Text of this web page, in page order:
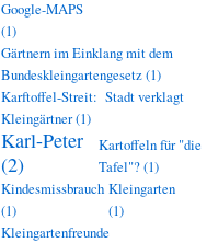
Google-MAPS
(1)
Gärtnern im Einklang mit dem
Bundeskleingartengesetz(1)
Karftoffel-Streit: Stadt verklagt
Kleingärtner(1)
Karl-Peter
(2)
Kartoffeln für "die
Tafel"?(1)
Kindesmissbrauch
(1)
Kleingarten
(1)
Kleingartenfreunde